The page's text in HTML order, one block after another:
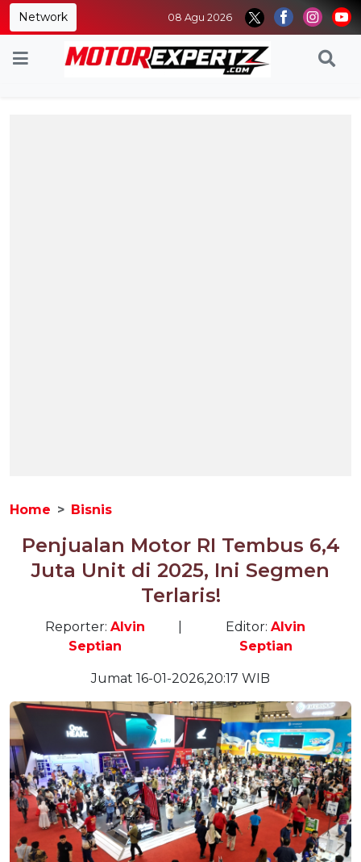
Network 08 Agu 2026
Home Bisnis
Penjualan Motor RI Tembus 6,4
Juta Unit di 2025, Ini Segmen
Terlaris!
Reporter: Alvin
Septian
Editor:Alvin
Septian
Jumat 16-01-2026,20:17 WIB